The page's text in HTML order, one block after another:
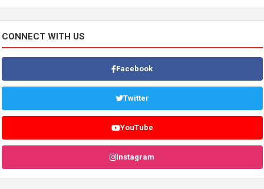
CONNECT WITH US
Facebook
Twitter
YouTube
Instagram